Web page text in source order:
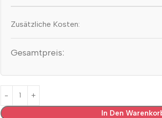
Zusätzliche Kosten:
Gesamtpreis:
In Den